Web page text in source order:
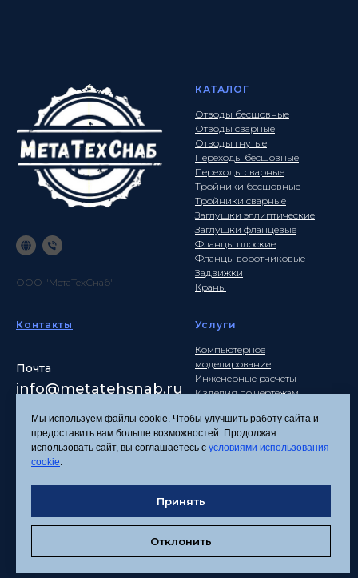
ООО "МетаТехСнаб"
КАТАЛОГ
Отводы бесшовные
Отводы сварные
Отводы гнутые
Переходы бесшовные
Переходы сварные
Тройники бесшовные
Тройники сварные
Заглушки эллиптические
Заглушки фланцевые
Фланцы плоские
Фланцы воротниковые
Задвижки
Краны
Контакты
Почта
info@metatehsnab.ru
Услуги
Компьютерное
моделирование
Инженерные расчеты
Изделия по чертежам
Политика
Согласие на обработку
персональных данных
Соглашение об
Мы используем файлы cookie. Чтобы улучшить работу сайта и
предоставить вам больше возможностей. Продолжая
использовать сайт, вы соглашаетесь с условиями использования
cookie.
Принять
Отклонить